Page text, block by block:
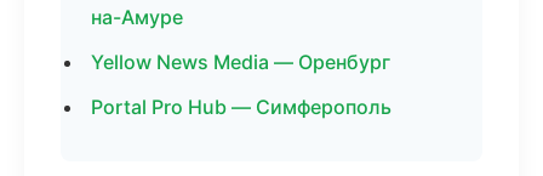
на-Амуре
Yellow News Media — Оренбург
Portal Pro Hub — Симферополь